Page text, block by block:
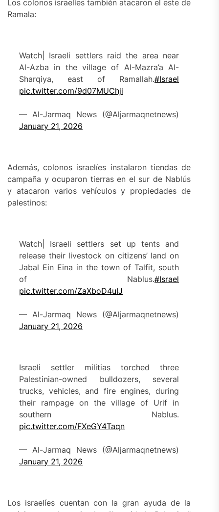
Los colonos israelíes también atacaron el este de
Ramala:
Watch| Israeli settlers raid the area near
Al-Azba in the village of Al-Mazra’a Al-
Sharqiya, east of Ramallah.#Israel
pic.twitter.com/9d07MUChji
— Al-Jarmaq News (@Aljarmaqnetnews)
January 21, 2026
Además, colonos israelíes instalaron tiendas de
campaña y ocuparon tierras en el sur de Nablús
y atacaron varios vehículos y propiedades de
palestinos:
Watch| Israeli settlers set up tents and
release their livestock on citizens’ land on
Jabal Ein Eina in the town of Talfit, south
of Nablus.#Israel
pic.twitter.com/ZaXboD4uIJ
— Al-Jarmaq News (@Aljarmaqnetnews)
January 21, 2026
Israeli settler militias torched three
Palestinian-owned bulldozers, several
trucks, vehicles, and fire engines, during
their rampage on the village of Urif in
southern Nablus.
pic.twitter.com/FXeGY4Taqn
— Al-Jarmaq News (@Aljarmaqnetnews)
January 21, 2026
Los israelíes cuentan con la gran ayuda de la